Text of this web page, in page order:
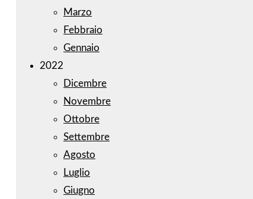
Marzo
Febbraio
Gennaio
2022
Dicembre
Novembre
Ottobre
Settembre
Agosto
Luglio
Giugno